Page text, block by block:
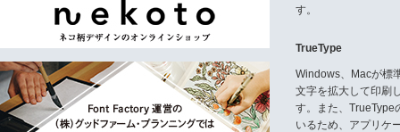
す。
TrueType
Windows、Macが標
文字を拡大して印刷
す。また、TrueType
いるため、アプリケ